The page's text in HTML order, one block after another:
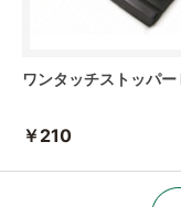
ワンタッチストッパー
￥210